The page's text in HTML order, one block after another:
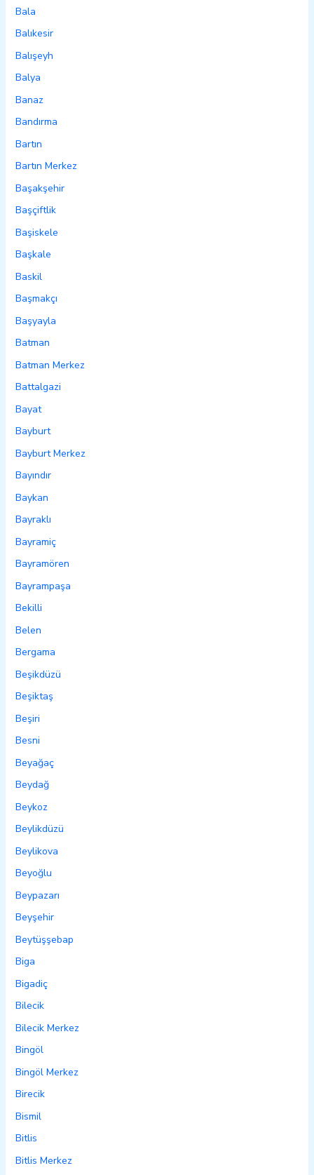
Bala
Balıkesir
Balışeyh
Balya
Banaz
Bandırma
Bartın
Bartın Merkez
Başakşehir
Başçiftlik
Başiskele
Başkale
Baskil
Başmakçı
Başyayla
Batman
Batman Merkez
Battalgazi
Bayat
Bayburt
Bayburt Merkez
Bayındır
Baykan
Bayraklı
Bayramiç
Bayramören
Bayrampaşa
Bekilli
Belen
Bergama
Beşikdüzü
Beşiktaş
Beşiri
Besni
Beyağaç
Beydağ
Beykoz
Beylikdüzü
Beylikova
Beyoğlu
Beypazarı
Beyşehir
Beytüşşebap
Biga
Bigadiç
Bilecik
Bilecik Merkez
Bingöl
Bingöl Merkez
Birecik
Bismil
Bitlis
Bitlis Merkez